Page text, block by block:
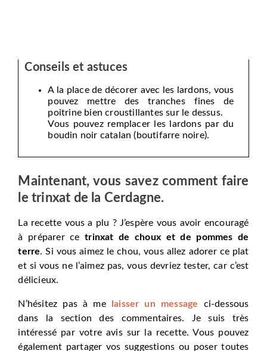
Conseils et astuces
A la place de décorer avec les lardons, vous
pouvez mettre des tranches fines de
poitrine bien croustillantes sur le dessus.
Vous pouvez remplacer les lardons par du
boudin noir catalan (boutifarre noire).
Maintenant, vous savez comment faire
le trinxat de la Cerdagne.
La recette vous a plu ? J’espère vous avoir encouragé
à préparer cetrinxat de choux et de pommes de
terre. Si vous aimez le chou, vous allez adorer ce plat
et si vous ne l’aimez pas, vous devriez tester, car c’est
délicieux.
N’hésitez pas à me laisser un message ci-dessous
dans la section des commentaires. Je suis très
intéressé par votre avis sur la recette. Vous pouvez
également partager vos suggestions ou poser toutes